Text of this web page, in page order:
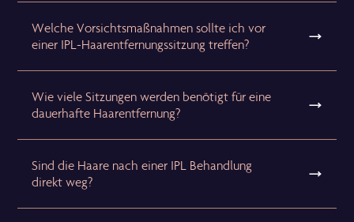
Welche Vorsichtsmaßnahmen sollte ich vor
einer IPL-Haarentfernungssitzung treffen?
Wie viele Sitzungen werden benötigt für eine
dauerhafte Haarentfernung?
Sind die Haare nach einer IPL Behandlung
direkt weg?